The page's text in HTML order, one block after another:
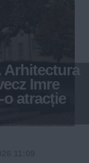
Imre
atracție